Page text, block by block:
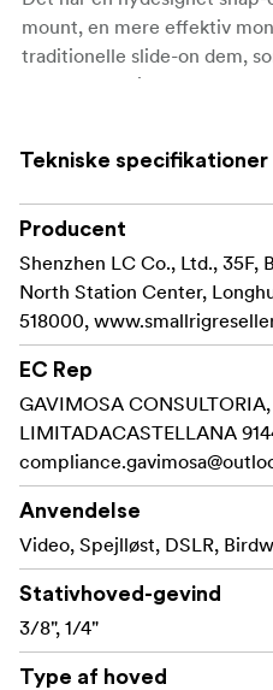
mount, en mere effektiv
traditionelle slide-on dem,
/ RS 3 Pro quick release
og betjening, og det passer
Videohovedet leveres også
støtte for den magiske arm
indbygget skruenøgle til at
frigøre kameraet.
Tekniske specifikationer
Producent
Shenzhen LC Co., Ltd., 35F,
North Station Center,
518000,
EC Rep
GAVIMOSA
LIMITADACASTELLANA
Anvendelse
Video, Spejlløst, DSLR,
Stativhoved-gevind
3/8", 1/4"
Type af hoved